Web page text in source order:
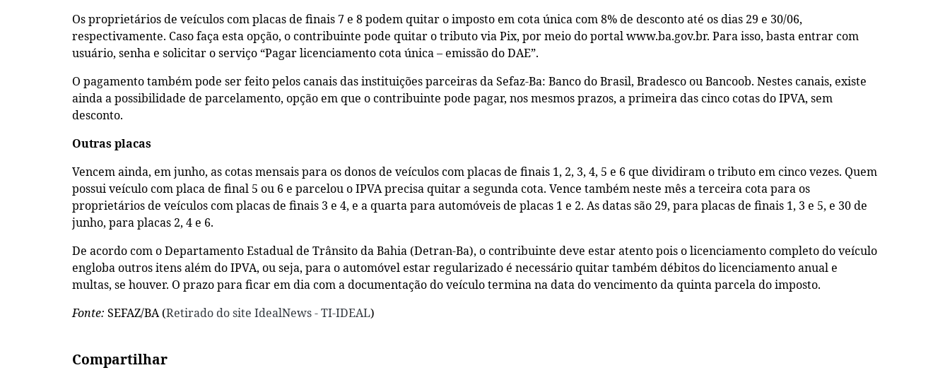
Os proprietários de veículos com placas de finais 7 e 8 podem quitar o imposto em cota única com 8% de desconto até os dias 29 e 30/06,
respectivamente. Caso faça esta opção, o contribuinte pode quitar o tributo via Pix, por meio do portal www.ba.gov.br. Para isso, basta entrar com
usuário, senha e solicitar o serviço “Pagar licenciamento cota única – emissão do DAE”.
O pagamento também pode ser feito pelos canais das instituições parceiras da Sefaz-Ba: Banco do Brasil, Bradesco ou Bancoob. Nestes canais, existe
ainda a possibilidade de parcelamento, opção em que o contribuinte pode pagar, nos mesmos prazos, a primeira das cinco cotas do IPVA, sem
desconto.
Outras placas
Vencem ainda, em junho, as cotas mensais para os donos de veículos com placas de finais 1, 2, 3, 4, 5 e 6 que dividiram o tributo em cinco vezes. Quem
possui veículo com placa de final 5 ou 6 e parcelou o IPVA precisa quitar a segunda cota. Vence também neste mês a terceira cota para os
proprietários de veículos com placas de finais 3 e 4, e a quarta para automóveis de placas 1 e 2. As datas são 29, para placas de finais 1, 3 e 5, e 30 de
junho, para placas 2, 4 e 6.
De acordo com o Departamento Estadual de Trânsito da Bahia (Detran-Ba), o contribuinte deve estar atento pois o licenciamento completo do veículo
engloba outros itens além do IPVA, ou seja, para o automóvel estar regularizado é necessário quitar também débitos do licenciamento anual e
multas, se houver. O prazo para ficar em dia com a documentação do veículo termina na data do vencimento da quinta parcela do imposto.
Fonte: SEFAZ/BA (Retirado do site IdealNews - TI-IDEAL)
Compartilhar